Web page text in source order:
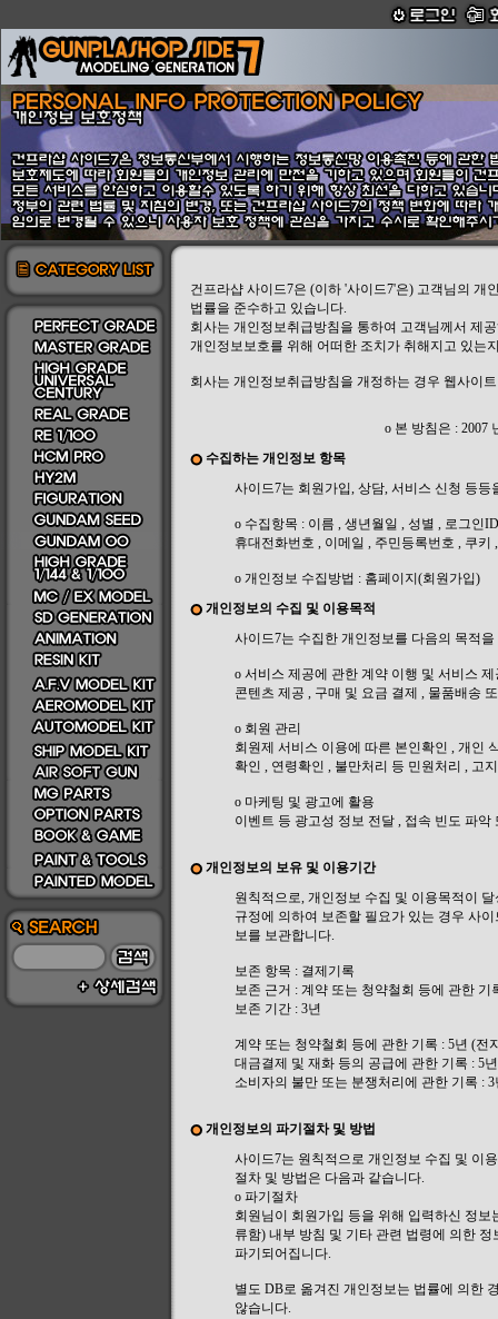
건프라샵 사이드7은 (이하 '사이드7'은) 고객님의
법률을 준수하고 있습니다.
회사는 개인정보취급방침을 통하여 고객님께서 제
개인정보보호를 위해 어떠한 조치가 취해지고 있는
회사는 개인정보취급방침을 개정하는 경우 웹사이
ο 본 방침은 : 2007
수집하는 개인정보 항목
사이드7는 회원가입, 상담, 서비스 신청 등
ο 수집항목 : 이름 , 생년월일 , 성별 , 로그인
휴대전화번호 , 이메일 , 주민등록번호 , 쿠키
ο 개인정보 수집방법 : 홈페이지(회원가입)
개인정보의 수집 및 이용목적
사이드7는 수집한 개인정보를 다음의 목적
ο 서비스 제공에 관한 계약 이행 및 서비스
콘텐츠 제공 , 구매 및 요금 결제 , 물품배송
ο 회원 관리
회원제 서비스 이용에 따른 본인확인 , 개인
확인 , 연령확인 , 불만처리 등 민원처리 , 고
ο 마케팅 및 광고에 활용
이벤트 등 광고성 정보 전달 , 접속 빈도 파
개인정보의 보유 및 이용기간
원칙적으로, 개인정보 수집 및 이용목적이
규정에 의하여 보존할 필요가 있는 경우 사
보를 보관합니다.
보존 항목 : 결제기록
보존 근거 : 계약 또는 청약철회 등에 관한 기
보존 기간 : 3년
계약 또는 청약철회 등에 관한 기록 : 5년 (
대금결제 및 재화 등의 공급에 관한 기록 : 5
소비자의 불만 또는 분쟁처리에 관한 기록 :
개인정보의 파기절차 및 방법
사이드7는 원칙적으로 개인정보 수집 및 이
절차 및 방법은 다음과 같습니다.
ο 파기절차
회원님이 회원가입 등을 위해 입력하신 정
류함) 내부 방침 및 기타 관련 법령에 의한
파기되어집니다.
별도 DB로 옮겨진 개인정보는 법률에 의한
않습니다.